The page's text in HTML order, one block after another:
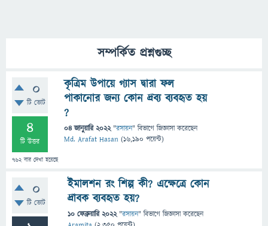
সম্পর্কিত প্রশ্নগুচ্ছ
0
টি ভোট
4
টি উত্তর
762বার দেখা হয়েছে
কৃত্রিম উপায়ে গ্যাস দ্বারা ফল
পাকানোর জন্য কোন দ্রব্য ব্যবহৃত হয়
?
04 জানুয়ারি 2022 "রসায়ন" বিভাগে জিজ্ঞাসাকরেছেন
Md. Arafat Hasan (16,190 পয়েন্ট)
0
টি ভোট
ইমালশন রং শিল্প কী? এক্ষেত্রে কোন
দ্রাবক ব্যবহৃত হয়?
10 ফেব্রুয়ারি 2022 "রসায়ন" বিভাগে জিজ্ঞাসাকরেছেন